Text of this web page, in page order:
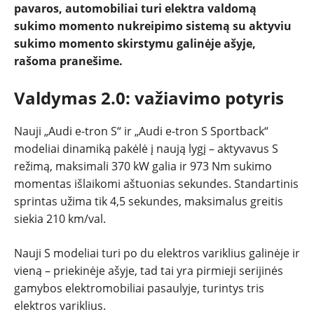
TESTAI
NAUDOTI
REPORTAŽAI
SPORTAS
PATARIMAI
ĮVAIRENYBĖS
pavaros, automobiliai turi elektra valdomą
sukimo momento nukreipimo sistemą su aktyviu
sukimo momento skirstymu galinėje ašyje,
rašoma pranešime.
Valdymas 2.0: važiavimo potyris
Nauji „Audi e-tron S“ ir „Audi e-tron S Sportback“
modeliai dinamiką pakėlė į naują lygį – aktyvavus S
režimą, maksimali 370 kW galia ir 973 Nm sukimo
momentas išlaikomi aštuonias sekundes. Standartinis
sprintas užima tik 4,5 sekundes, maksimalus greitis
siekia 210 km/val.
Nauji S modeliai turi po du elektros variklius galinėje ir
vieną – priekinėje ašyje, tad tai yra pirmieji serijinės
gamybos elektromobiliai pasaulyje, turintys tris
elektros variklius.